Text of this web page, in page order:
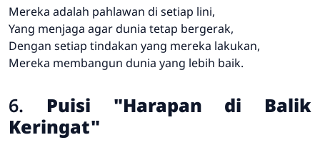
Mereka adalah pahlawan di setiap lini,
Yang menjaga agar dunia tetap bergerak,
Dengan setiap tindakan yang mereka lakukan,
Mereka membangun dunia yang lebih baik.
6. Puisi "Harapan di Balik
Keringat"